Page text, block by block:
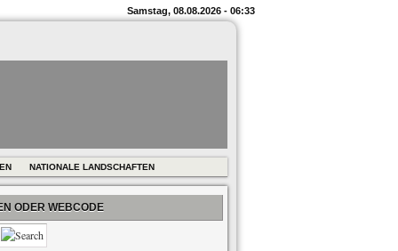
Samstag, 08.08.2026 - 06:33
NATIONALE LANDSCHAFTEN
ODER WEBCODE